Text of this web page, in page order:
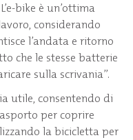
bike è un’ottima
considerando
l’andata e ritorno
che le stesse batterie
sulla scrivania”.
utile, consentendo di
per coprire
la bicicletta per